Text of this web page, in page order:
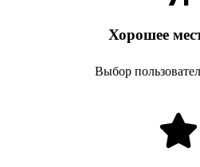
Хорошее
Выбор